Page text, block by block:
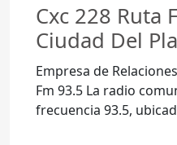
Cxc 228 Ruta
Ciudad Del
Empresa de
Fm 93.5 La radio comunitaria "Ruta Fm" en su
frecuencia 93.5,